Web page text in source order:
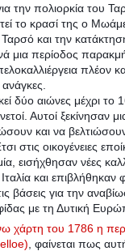
την πολιορκία του
το κρασί της ο
και την
μια περίοδος
πλέον
δύο αιώνες μέχρι το
Αυτοί ξεκίνησαν
και να
στις οικογένειες
εισήχθησαν νέες
και επιβλήθηκαν
βάσεις για την
με τη Δυτική
χάρτη του 1786 η
, φαίνεται πως